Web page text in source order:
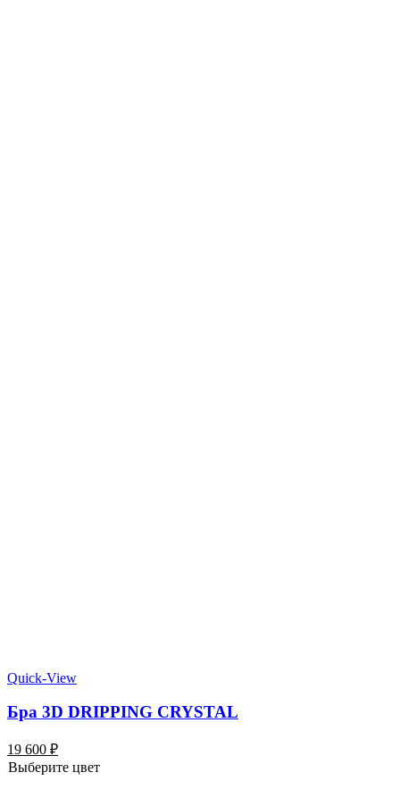
Quick-View
Бра 3D DRIPPING CRYSTAL
19 600 ₽
Выберите цвет